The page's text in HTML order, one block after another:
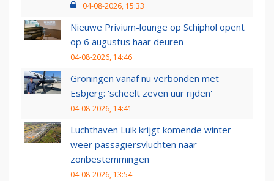
04-08-2026, 15:33
Nieuwe Privium-lounge op Schiphol opent
op 6 augustus haar deuren
04-08-2026, 14:46
Groningen vanaf nu verbonden met
Esbjerg: 'scheelt zeven uur rijden'
04-08-2026, 14:41
Luchthaven Luik krijgt komende winter
weer passagiersvluchten naar
zonbestemmingen
04-08-2026, 13:54